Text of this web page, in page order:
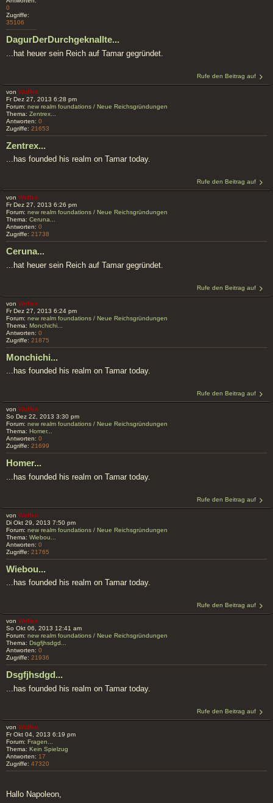
0
Zugriffe:
35106
DagurDerDurchgeknallte...
...hat heuer sein Reich auf Tamar gegründet.
Rufe den Beitrag auf
von Wolfen
Fr Dez 27, 2013 6:28 pm
Forum: new realm foundations / Neue Reichsgründungen
Thema: Zentrex...
Antworten: 0
Zugriffe: 21653
Zentrex...
...has founded his realm on Tamar today.
Rufe den Beitrag auf
von Wolfen
Fr Dez 27, 2013 6:26 pm
Forum: new realm foundations / Neue Reichsgründungen
Thema: Ceruna...
Antworten: 0
Zugriffe: 21738
Ceruna...
...hat heuer sein Reich auf Tamar gegründet.
Rufe den Beitrag auf
von Wolfen
Fr Dez 27, 2013 6:24 pm
Forum: new realm foundations / Neue Reichsgründungen
Thema: Monchichi...
Antworten: 0
Zugriffe: 21875
Monchichi...
...has founded his realm on Tamar today.
Rufe den Beitrag auf
von Wolfen
So Dez 22, 2013 3:30 pm
Forum: new realm foundations / Neue Reichsgründungen
Thema: Homer...
Antworten: 0
Zugriffe: 21699
Homer...
...has founded his realm on Tamar today.
Rufe den Beitrag auf
von Wolfen
Di Okt 29, 2013 7:50 pm
Forum: new realm foundations / Neue Reichsgründungen
Thema: Wiebou...
Antworten: 0
Zugriffe: 21765
Wiebou...
...has founded his realm on Tamar today.
Rufe den Beitrag auf
von Wolfen
So Okt 06, 2013 12:41 am
Forum: new realm foundations / Neue Reichsgründungen
Thema: Dsgfjhsdgd...
Antworten: 0
Zugriffe: 21936
Dsgfjhsdgd...
...has founded his realm on Tamar today.
Rufe den Beitrag auf
von Wolfen
Fr Okt 04, 2013 6:19 pm
Forum: Fragen...
Thema: Kein Spielzug
Antworten: 17
Zugriffe: 47320
Hallo Napoleon,